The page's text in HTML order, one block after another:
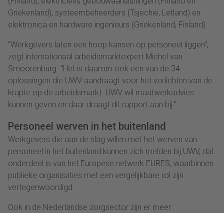
Griekenland), systeembeheerders (Tsjechië, Letland) en
elektronica en hardware ingenieurs (Griekenland, Finland).
“Werkgevers laten een hoop kansen op personeel liggen”,
zegt internationaal arbeidsmarktexpert Michel van
Smoorenburg. “Het is daarom ook een van de 34
oplossingen die UWV aandraagt voor het verlichten van de
krapte op de arbeidsmarkt. UWV wil maatwerkadvies
kunnen geven en daar draagt dit rapport aan bij.”
Personeel werven in het buitenland
Werkgevers die aan de slag willen met het werven van
personeel in het buitenland kunnen zich melden bij UWV, dat
onderdeel is van het Europese netwerk EURES, waarbinnen
publieke organisaties met een vergelijkbare rol zijn
vertegenwoordigd.
Ook in de Nederlandse zorgsector zijn er meer